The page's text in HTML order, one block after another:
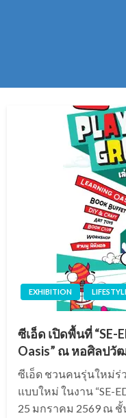
EXHIBITION
ซีเอ็ด เปิดพื้นที่ “SE-
Oasis” ณ หอศิลปวั
ซีเอ็ด ชวนคนรุ่นใหม่ร่
แบบใหม่ ในงาน “SE-
25 มกราคม 2569 ณ